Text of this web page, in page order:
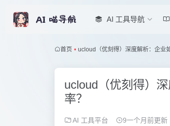
AI 工具导航
首页 • ucloud（优刻得）深度解析：企业
ucloud（优刻得）
率？
AI 工具平台 9一个月前更新